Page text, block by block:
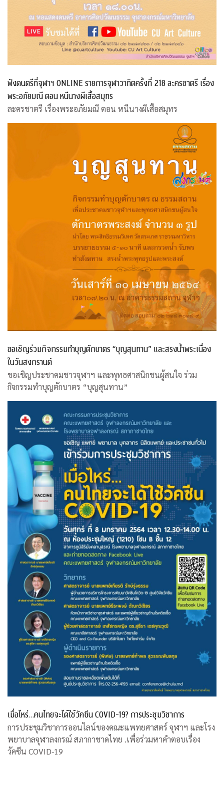
ฟังดนตรีที่จุฬาฯ ONLINE รายการจุฬาวาทิตครั้งที่ 218 ละครชาตรี เรื่อง
พระอภัยมณี ตอน หนีนางผีเสื้อสมุทร
ละครชาตรี เรื่องพระอภัยมณี ตอน หนีนางผีเสื้อสมุทร
ขอเชิญร่วมกิจกรรมทำบุญตักบาตร “บุญสุนทาน” และสรงน้ำพระเนื่อง
ในวันสงกรานต์
ขอเชิญประชาคมชาวจุฬาฯ และพุทธศาสนิกชนผู้สนใจ ร่วม
กิจกรรมทำบุญตักบาตร “บุญสุนทาน”
เมื่อไหร่…คนไทยจะได้ใช้วัคซีน COVID-19? การประชุมวิชาการ
การประชุมวิชาการออนไลน์ของคณะแพทยศาสตร์ จุฬาฯ และโรง
พยาบาลจุฬาลงกรณ์ สภากาชาดไทย .เพื่อร่วมหาคำตอบเรื่อง
วัคซีน COVID-19